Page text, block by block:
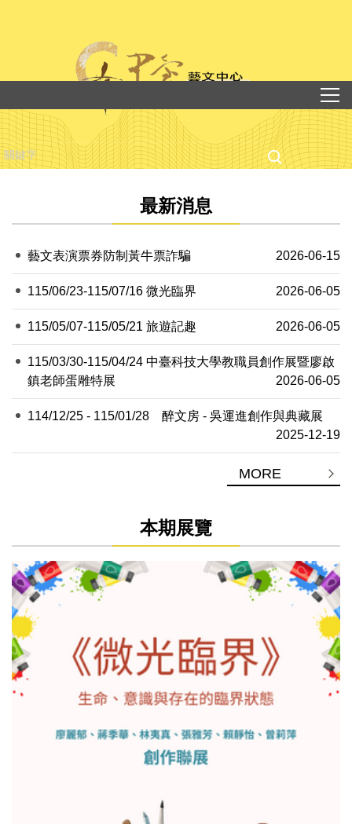
要
容
區
最新消息
藝文表演票券防制黃牛票詐騙 2026-06-15
115/06/23-115/07/16 微光臨界 2026-06-05
115/05/07-115/05/21 旅遊記趣 2026-06-05
115/03/30-115/04/24 中臺科技大學教職員創作展暨廖啟
鎮老師蛋雕特展
2026-06-05
114/12/25 - 115/01/28 醉文房 - 吳運進創作與典藏展
2025-12-19
MORE
本期展覽